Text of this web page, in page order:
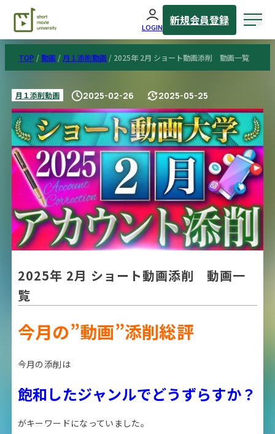
LOGIN 新規会員登録
TOP / 動画 / 月１添削動画 /2025年 2月 ショート動画添削 動画一覧
月１添削動画 2025-02-26 2025-05-25
2025年 2月 ショート動画添削 動画一
覧
今月の”動画”添削総評
今月の添削は
飽和したジャンルでどうずらすか？
がキーワードになっていました。